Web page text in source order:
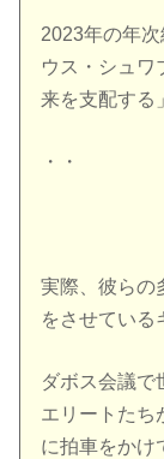
2023年の年
ウス・シュワ
来を支配する
・・
実際、彼らの
をさせている
ダボス会議で
エリートたち
に拍車をかけ